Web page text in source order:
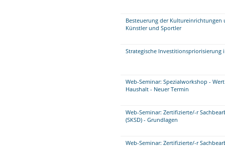
Besteuerung der
Künstler und Sportler
Strategische Investitionspriorisierung
Web-Seminar: Spezialworkshop -
Haushalt - Neuer Termin
Web-Seminar: Zertifizierte/-r
(SKSD) - Grundlagen
Web-Seminar: Zertifizierte/-r